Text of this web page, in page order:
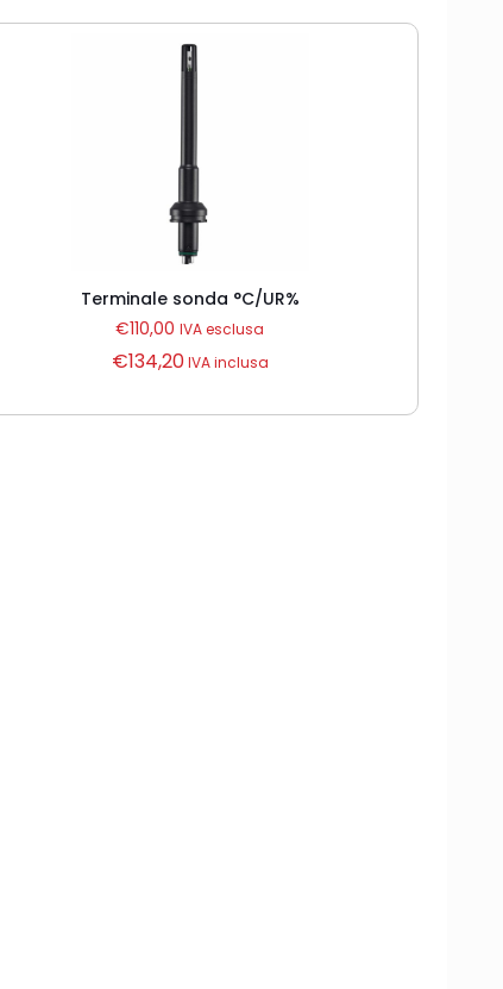
Terminale sonda °C/UR%
€110,00 IVA esclusa
€134,20IVA inclusa